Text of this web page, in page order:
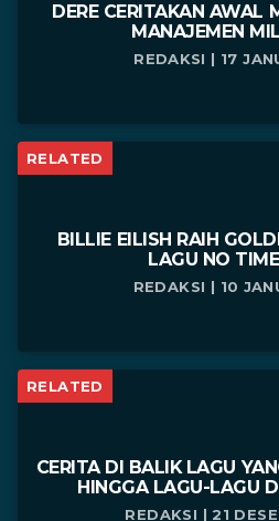
DERE CERITAKAN AWAL
MANAJEMEN
REDAKSI | 17
RELATED
BILLIE EILISH RAIH
LAGU NO
REDAKSI | 10
RELATED
CERITA DI BALIK LAGU
HINGGA LAGU-LAGU
REDAKSI | 21